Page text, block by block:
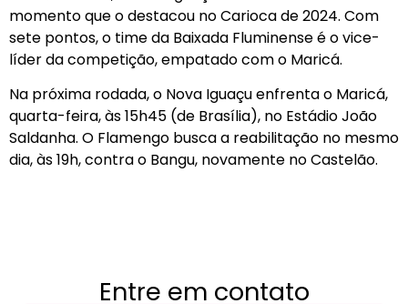
momento que o destacou no Carioca de 2024. Com
sete pontos, o time da Baixada Fluminense é o vice-
líder da competição, empatado com o Maricá.
Na próxima rodada, o Nova Iguaçu enfrenta o Maricá,
quarta-feira, às 15h45 (de Brasília), no Estádio João
Saldanha. O Flamengo busca a reabilitação no mesmo
dia, às 19h, contra o Bangu, novamente no Castelão.
Entre em contato